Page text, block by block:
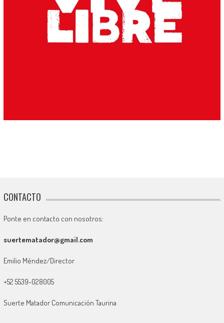
CONTACTO
Ponte en contacto con nosotros:
suertematador@gmail.com
Emilio Méndez/Director
+52 5539-028005
Suerte Matador Comunicación Taurina